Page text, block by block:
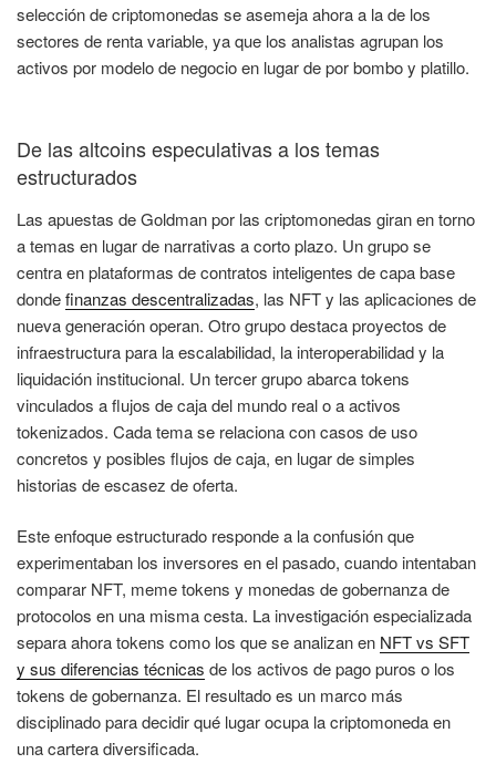
selección de criptomonedas se asemeja ahora a la de los
sectores de renta variable, ya que los analistas agrupan los
activos por modelo de negocio en lugar de por bombo y platillo.
De las altcoins especulativas a los temas
estructurados
Las apuestas de Goldman por las criptomonedas giran en torno
a temas en lugar de narrativas a corto plazo. Un grupo se
centra en plataformas de contratos inteligentes de capa base
dondefinanzas descentralizadas, las NFT y las aplicaciones de
nueva generación operan. Otro grupo destaca proyectos de
infraestructura para la escalabilidad, la interoperabilidad y la
liquidación institucional. Un tercer grupo abarca tokens
vinculados a flujos de caja del mundo real o a activos
tokenizados. Cada tema se relaciona con casos de uso
concretos y posibles flujos de caja, en lugar de simples
historias de escasez de oferta.
Este enfoque estructurado responde a la confusión que
experimentaban los inversores en el pasado, cuando intentaban
comparar NFT, meme tokens y monedas de gobernanza de
protocolos en una misma cesta. La investigación especializada
separa ahora tokens como los que se analizan en NFT vs SFT
y sus diferencias técnicas de los activos de pago puros o los
tokens de gobernanza. El resultado es un marco más
disciplinado para decidir qué lugar ocupa la criptomoneda en
una cartera diversificada.